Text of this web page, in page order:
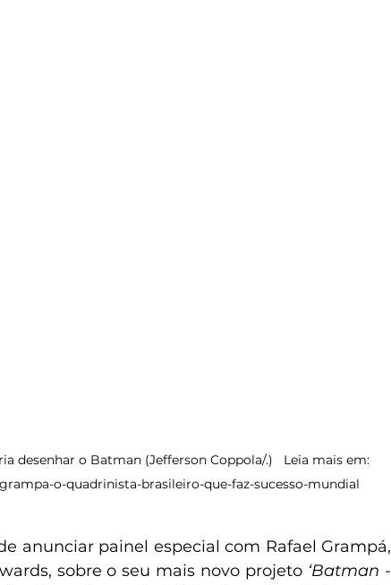
o-quadrinista-brasileiro-que-faz-sucesso-mundial
anunciar painel especial com Rafael Grampá,
sobre o seu mais novo projeto ‘Batman -